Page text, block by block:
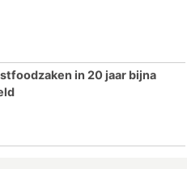
in 20 jaar bijna